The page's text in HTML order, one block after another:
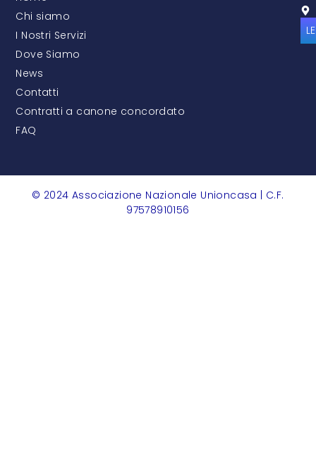
Chi siamo
I Nostri Servizi
Dove Siamo
News
Contatti
Contratti a canone concordato
FAQ
© 2024 Associazione Nazionale Unioncasa | C.F.
97578910156